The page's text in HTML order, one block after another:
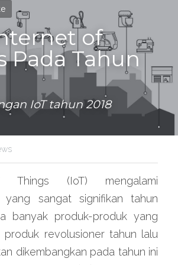
of
Pada Tahun
IoT tahun 2018
Things (IoT) mengalami
yang sangat signifikan tahun
banyak produk-produk yang
produk revolusioner tahun lalu
dikembangkan pada tahun ini